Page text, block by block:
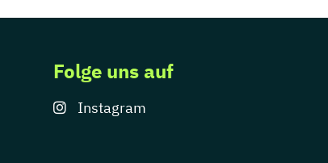
Folge uns auf
Instagram